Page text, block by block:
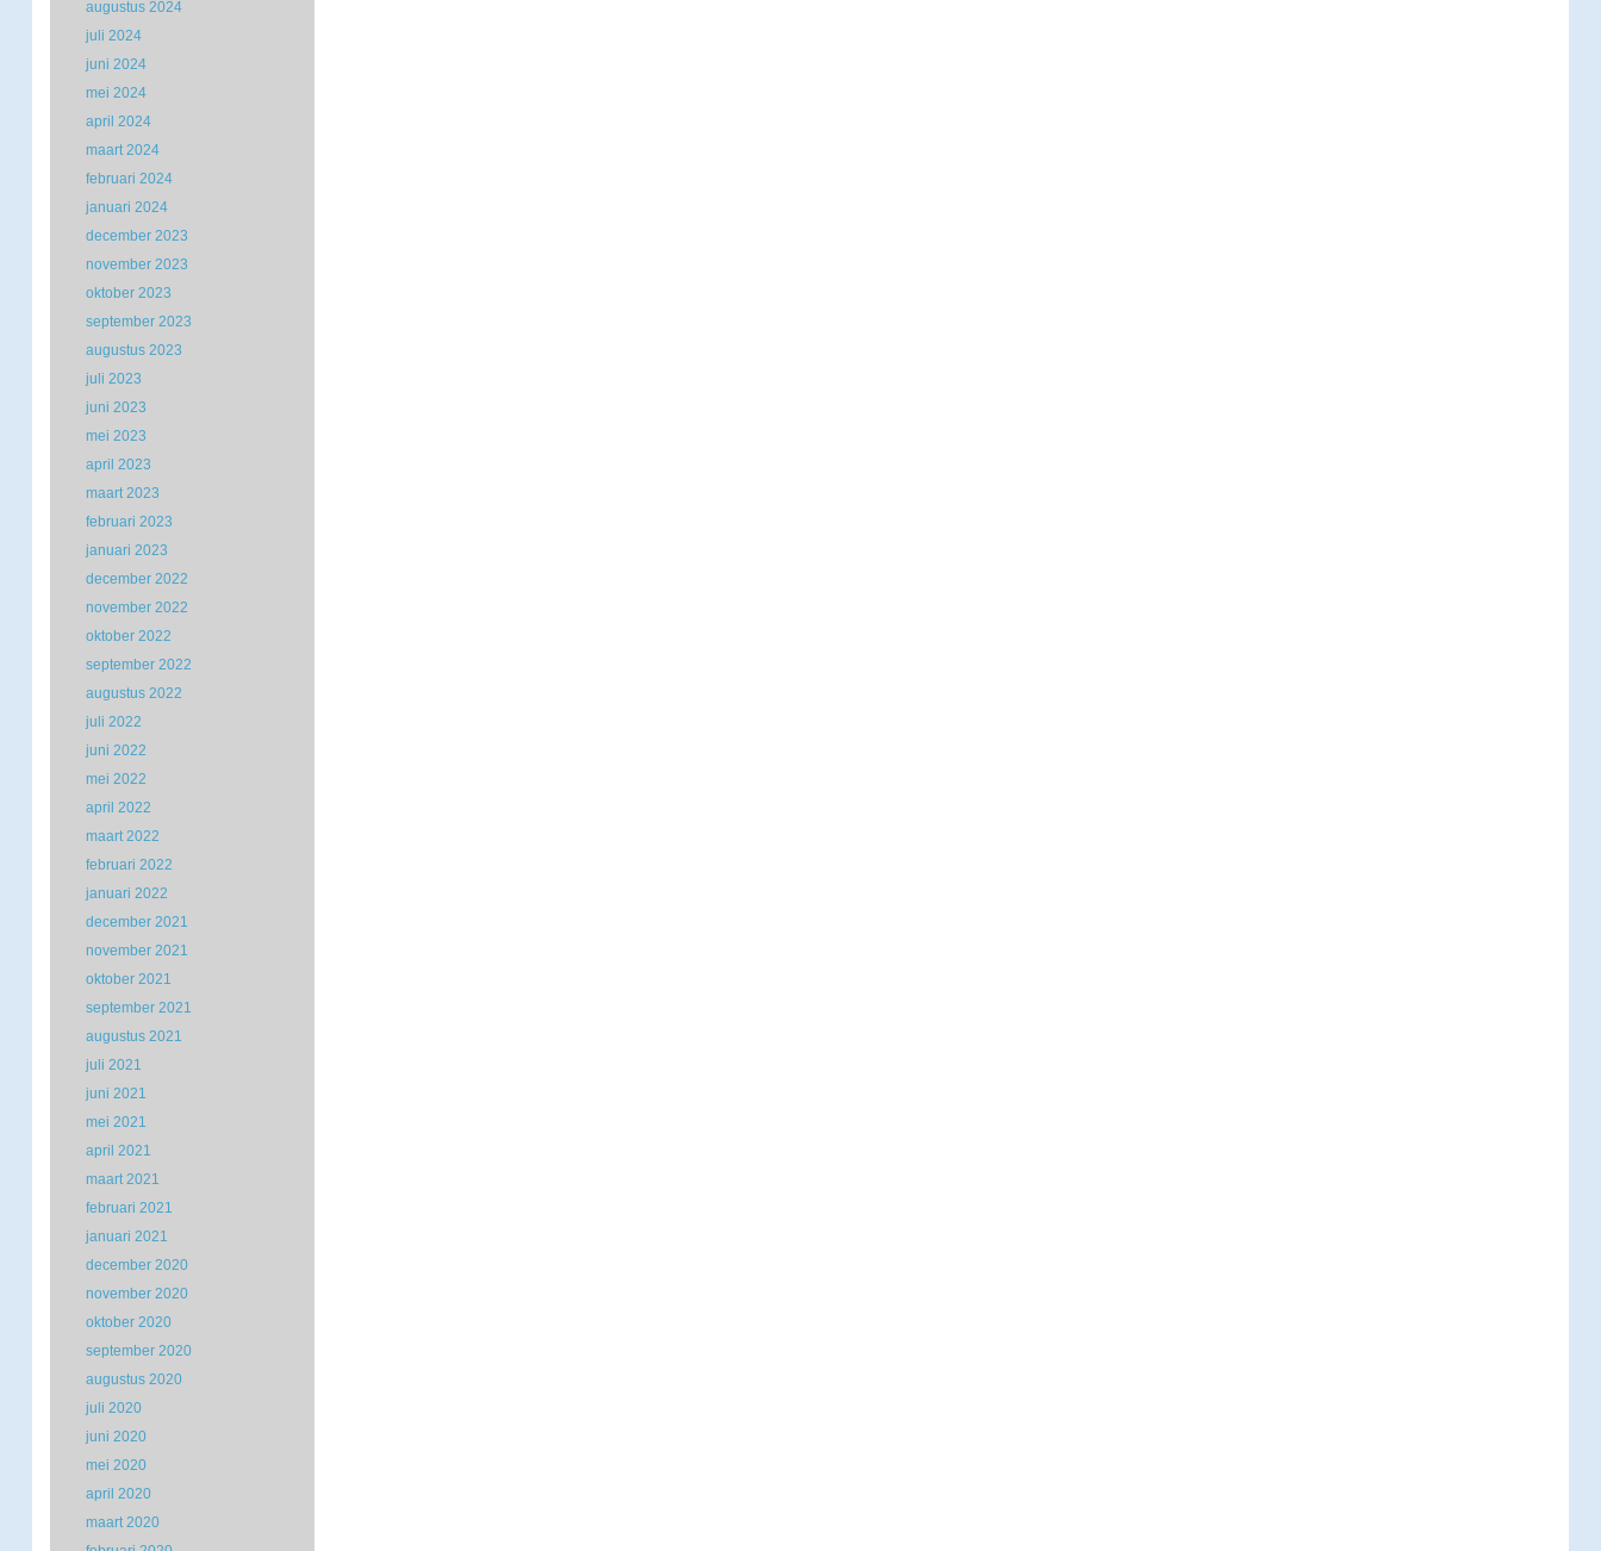
augustus 2024
juli 2024
juni 2024
mei 2024
april 2024
maart 2024
februari 2024
januari 2024
december 2023
november 2023
oktober 2023
september 2023
augustus 2023
juli 2023
juni 2023
mei 2023
april 2023
maart 2023
februari 2023
januari 2023
december 2022
november 2022
oktober 2022
september 2022
augustus 2022
juli 2022
juni 2022
mei 2022
april 2022
maart 2022
februari 2022
januari 2022
december 2021
november 2021
oktober 2021
september 2021
augustus 2021
juli 2021
juni 2021
mei 2021
april 2021
maart 2021
februari 2021
januari 2021
december 2020
november 2020
oktober 2020
september 2020
augustus 2020
juli 2020
juni 2020
mei 2020
april 2020
maart 2020